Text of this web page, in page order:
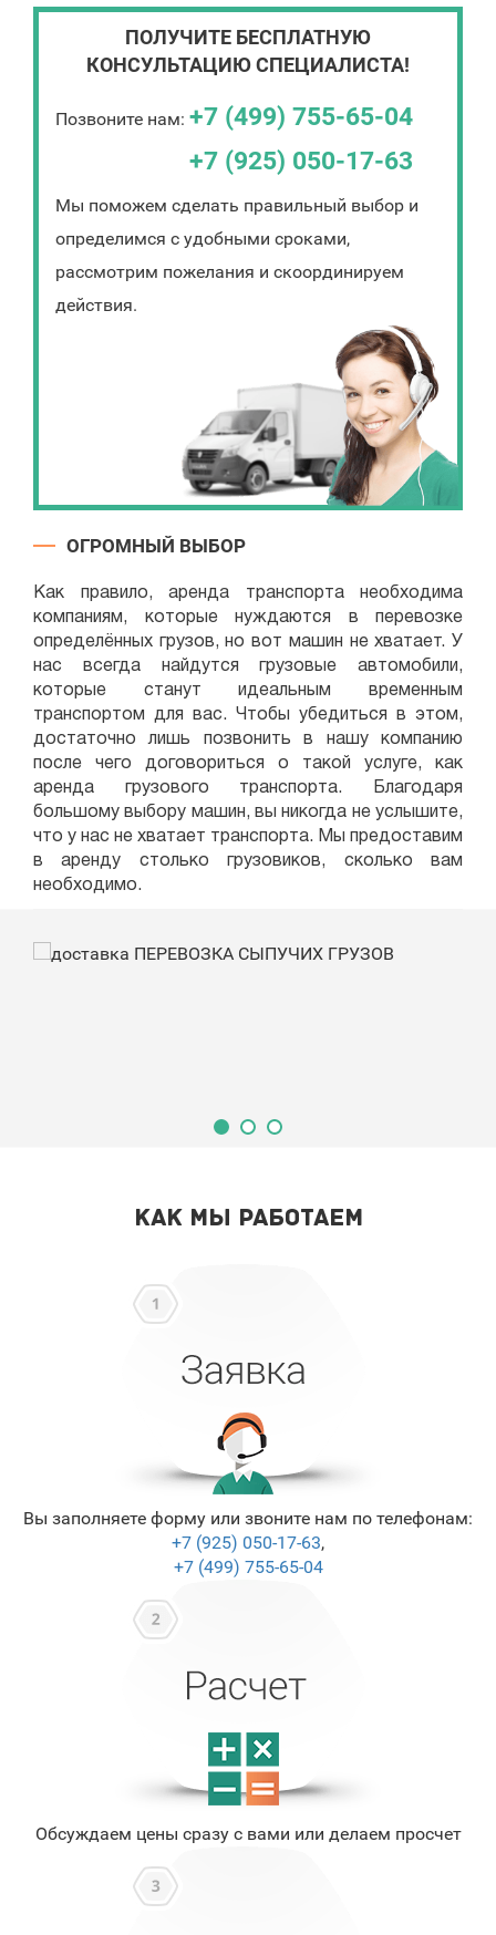
ПОЛУЧИТЕ БЕСПЛАТНУЮ
КОНСУЛЬТАЦИЮ СПЕЦИАЛИСТА!
Позвоните нам: +7 (499) 755-65-04
+7 (925) 050-17-63
Мы поможем сделать правильный выбор и
определимся с удобными сроками,
рассмотрим пожелания и скоординируем
действия.
ОГРОМНЫЙ ВЫБОР
Как правило, аренда транспорта необходима
компаниям, которые нуждаются в перевозке
определённых грузов, но вот машин не хватает. У
нас всегда найдутся грузовые автомобили,
которые станут идеальным временным
транспортом для вас. Чтобы убедиться в этом,
достаточно лишь позвонить в нашу компанию
после чего договориться о такой услуге, как
аренда грузового транспорта. Благодаря
большому выбору машин, вы никогда не услышите,
что у нас не хватает транспорта. Мы предоставим
в аренду столько грузовиков, сколько вам
необходимо.
КАК МЫ РАБОТАЕМ
Вы заполняете форму или звоните нам по телефонам:
+7 (925) 050-17-63,
+7 (499) 755-65-04
Обсуждаем цены сразу с вами или делаем просчет